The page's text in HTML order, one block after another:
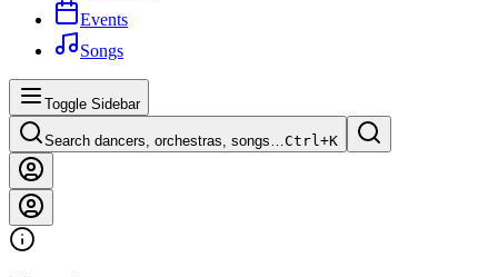
Events
Songs
Toggle Sidebar
Search dancers, orchestras, songs…Ctrl+K